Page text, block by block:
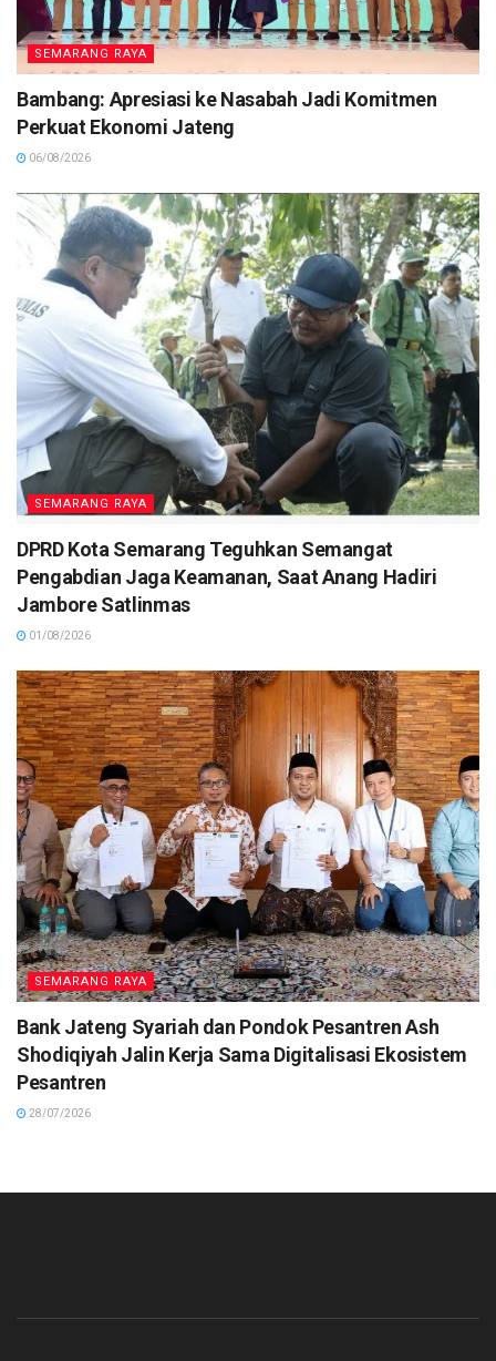
SEMARANG RAYA
Bambang: Apresiasi ke Nasabah Jadi Komitmen
Perkuat Ekonomi Jateng
06/08/2026
SEMARANG RAYA
DPRD Kota Semarang Teguhkan Semangat
Pengabdian Jaga Keamanan, Saat Anang Hadiri
Jambore Satlinmas
01/08/2026
SEMARANG RAYA
Bank Jateng Syariah dan Pondok Pesantren Ash
Shodiqiyah Jalin Kerja Sama Digitalisasi Ekosistem
Pesantren
28/07/2026